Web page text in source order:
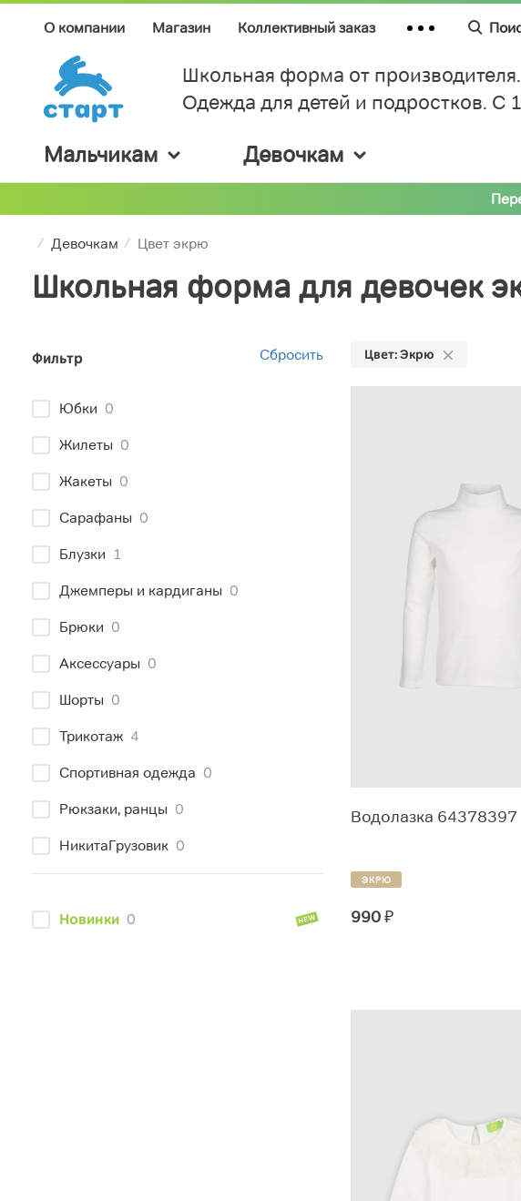
О компании Магазин Коллективный заказ
Школьная форма от производителя.
Одежда для детей и подростков. C
Мальчикам Девочкам
Девочкам Цвет экрю
Школьная форма для девочек
Фильтр Сбросить Цвет: Экрю
Юбки 0
Жилеты 0
Жакеты 0
Сарафаны 0
Блузки 1
Джемперы и кардиганы 0
Брюки 0
Аксессуары 0
Шорты 0
Трикотаж 4
Спортивная одежда 0
Рюкзаки, ранцы 0
НикитаГрузовик 0
Новинки 0
Водолазка 64378397
ЭКРЮ
990₽